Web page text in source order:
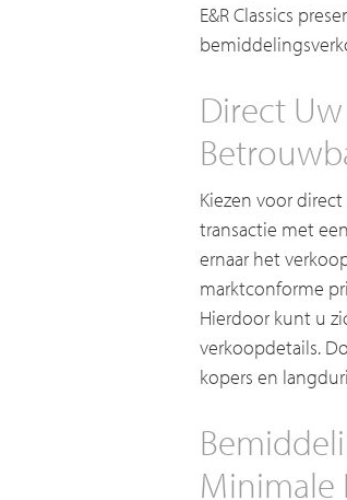
E&R Classics
Direct
Kiezen voor
transactie met
ernaar het
marktconforme
Hierdoor kunt u
verkoopdetails.
kopers en
Minimale